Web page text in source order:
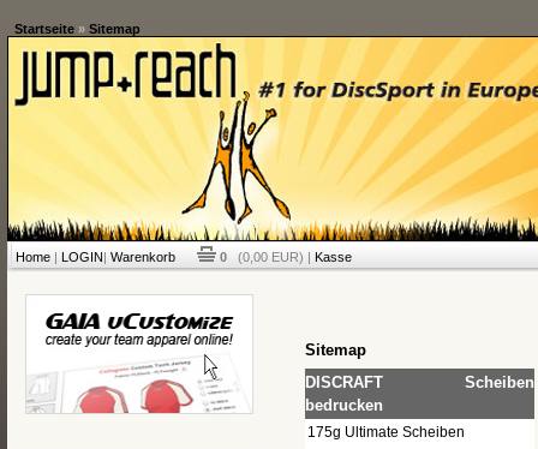
Startseite» Sitemap
Home| LOGIN| Warenkorb 0 (0,00 EUR) | Kasse
Sitemap
DISCRAFT Scheiben
bedrucken
175g Ultimate Scheiben